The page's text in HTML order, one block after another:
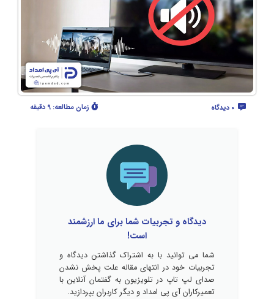
زمان مطالعه: 9 دقیقه
دیدگاه و تجربیات شما برای ما ارزشمند
است!
شما می توانید با به اشتراک گذاشتن دیدگاه و
تجربیات خود در انتهای مقاله علت پخش نشدن
صدای لپ تاپ در تلویزیون به گفتمان آنلاین با
تعمیرکاران آی پی امداد و دیگر کاربران بپردازید.